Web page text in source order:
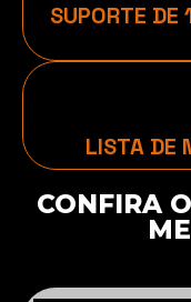
SUPORTE DE
LISTA DE
CONFIRA